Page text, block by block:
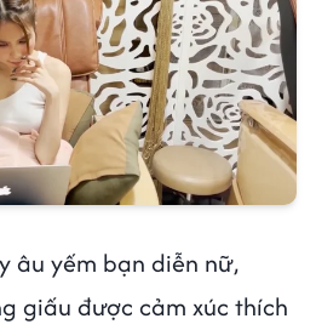
âu yếm bạn diễn nữ,
giấu được cảm xúc thích